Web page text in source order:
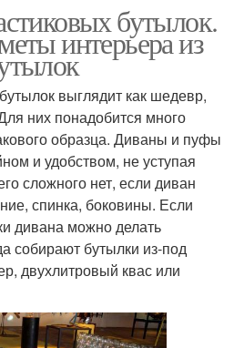
бутылок.
интерьера из
выглядит как шедевр,
них понадобится много
образца. Диваны и пуфы
и удобством, не уступая
сложного нет, если диван
спинка, боковины. Если
дивана можно делать
собирают бутылки из-под
двухлитровый квас или